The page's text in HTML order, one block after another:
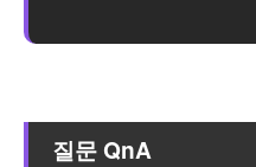
질문 QnA